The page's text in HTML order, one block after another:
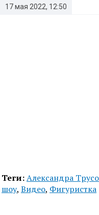
17 мая 2022, 12:50
Теги:Александра
шоу, Видео, Фигуристка